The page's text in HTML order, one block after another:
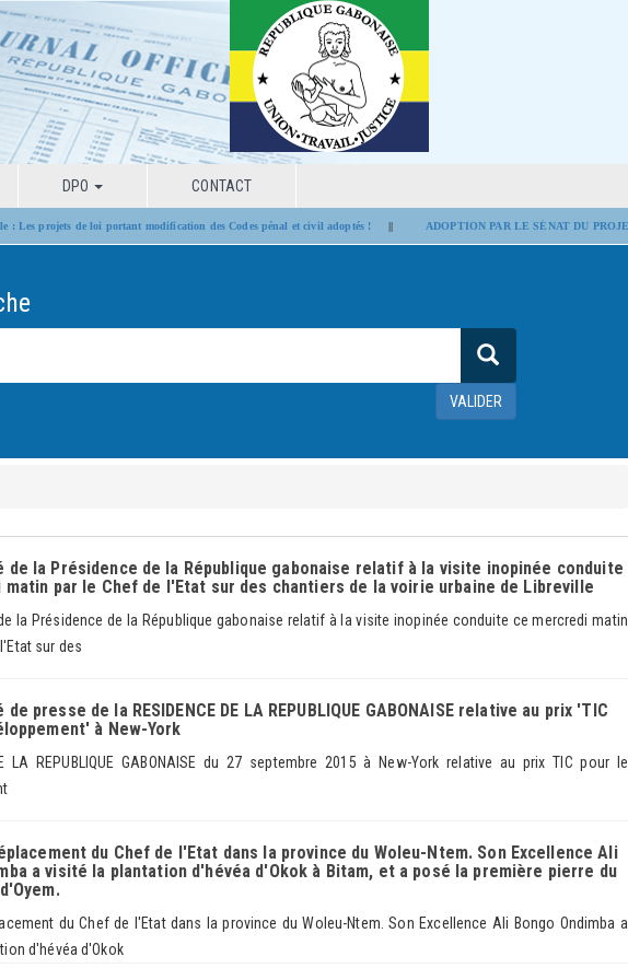
DPO CONTACT
Les projets de loi portant modification des Codes pénal et civil adoptés !|| ADOPTION PAR LE SÉNAT DU
VALIDER
de la Présidence de la République gabonaise relatif à la visite inopinée conduite
matin par le Chef de l'Etat sur des chantiers de la voirie urbaine de Libreville
la Présidence de la République gabonaise relatif à la visite inopinée conduite ce mercredi matin
sur des
de presse de la RESIDENCE DE LA REPUBLIQUE GABONAISE relative au prix 'TIC
à New-York
LA REPUBLIQUE GABONAISE du 27 septembre 2015 à New-York relative au prix TIC pour le
du Chef de l'Etat dans la province du Woleu-Ntem. Son Excellence Ali
a visité la plantation d'hévéa d'Okok à Bitam, et a posé la première pierre du
du Chef de l'Etat dans la province du Woleu-Ntem. Son Excellence Ali Bongo Ondimba a
d'hévéa d'Okok